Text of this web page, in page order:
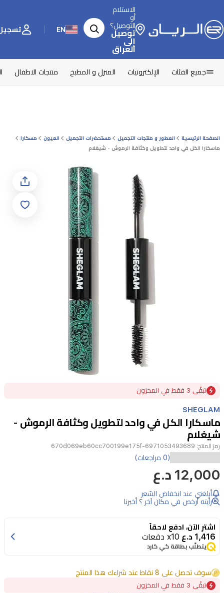
الاستلام
أو
التوصيل؟
توصيل
إلى
العراق
EN تسجيل
جميع الفئات الإلكترونيات المنزل و المطبخ منتجات الاطفال
الصفحة الرئيسية العطور و منتجات التجميل مستحضرات التجميل العيون
مسكارا
ماسكارا الكل في واحد لتطويل وكثافة الرموش - شيغلام
1
تبقًى 3 فقط في المخزون
SHEGLAM
ماسكارا الكل في واحد لتطويل وكثافة الرموش -
شيغلام
رمز المنتج: 6971053493689-670d069eb60cc700199e175f
(0 مراجعات)
12,000 د.ع
أبلغني عند انخفاض السّعر
رأيته أرخص في مكان آخر ؟ أخبرنا
اشترِ الآن، ادفع لاحقاً
1,416 د.ع x10 دفعات
يتطلّب بطاقة كي كارد
سوف تحصل على 8 نقاط عند شراءك هذا المنتج
تبقًى 3 فقط في المخزون